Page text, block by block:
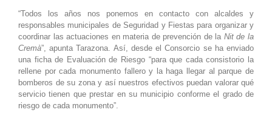
“Todos los años nos ponemos en contacto con alcaldes y
responsables municipales de Seguridad y Fiestas para organizar y
coordinar las actuaciones en materia de prevención de la Nit de la
Cremà”, apunta Tarazona. Así, desde el Consorcio se ha enviado
una ficha de Evaluación de Riesgo “para que cada consistorio la
rellene por cada monumento fallero y la haga llegar al parque de
bomberos de su zona y así nuestros efectivos puedan valorar qué
servicio tienen que prestar en su municipio conforme el grado de
riesgo de cada monumento”.